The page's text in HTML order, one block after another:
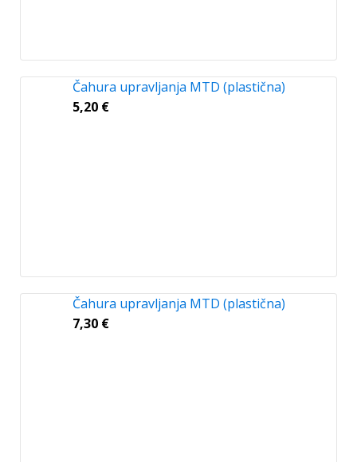
Čahura upravljanja MTD (plastična)
5,20 €
Čahura upravljanja MTD (plastična)
7,30 €